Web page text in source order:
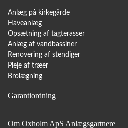
Anlæg på kirkegårde
Haveanlæg
Opsætning af tagterasser
Anlæg af vandbassiner
Renovering af stendiger
Pleje af træer
Brolægning
Garantiordning
Om Oxholm ApS Anlægsgartnere